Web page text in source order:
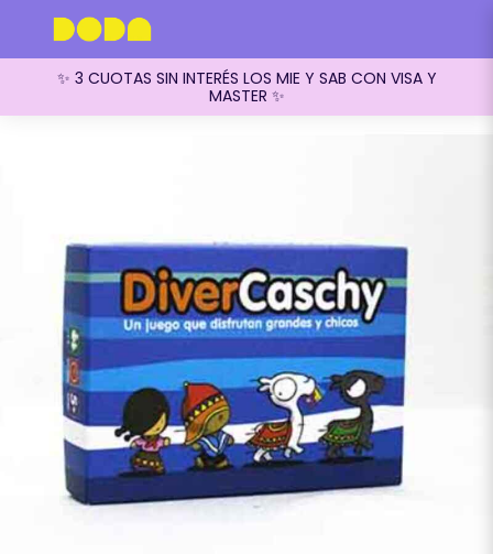
✨ 3 CUOTAS SIN INTERÉS LOS MIE Y SAB CON VISA Y
MASTER ✨